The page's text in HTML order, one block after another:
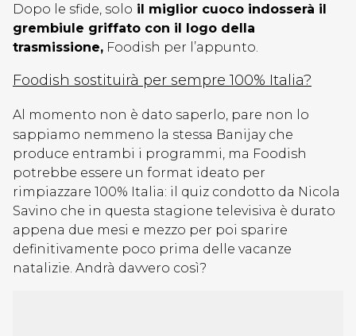
Dopo le sfide, solo il miglior cuoco indosserà il
grembiule griffato con il logo della
trasmissione, Foodish per l’appunto.
Foodish sostituirà per sempre 100% Italia?
Al momento non è dato saperlo, pare non lo
sappiamo nemmeno la stessa Banijay che
produce entrambi i programmi, ma Foodish
potrebbe essere un format ideato per
rimpiazzare 100% Italia: il quiz condotto da Nicola
Savino che in questa stagione televisiva è durato
appena due mesi e mezzo per poi sparire
definitivamente poco prima delle vacanze
natalizie. Andrà davvero così?